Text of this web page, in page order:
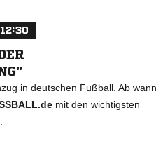
in deutschen Fußball. Ab wann
mit den wichtigsten